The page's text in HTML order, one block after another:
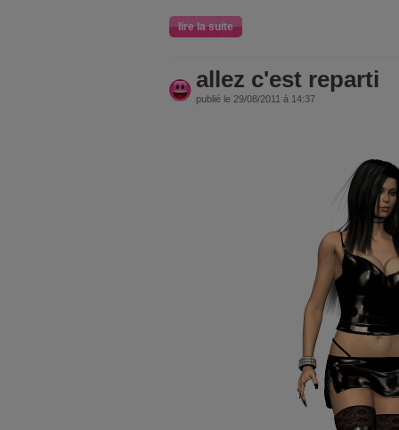
lire la suite
allez c'est reparti
publié le 29/08/2011 à 14:37